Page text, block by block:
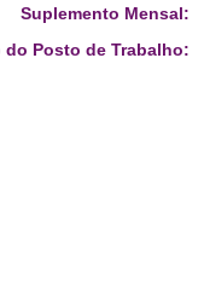
Suplemento Mensal:
do Posto de Trabalho: